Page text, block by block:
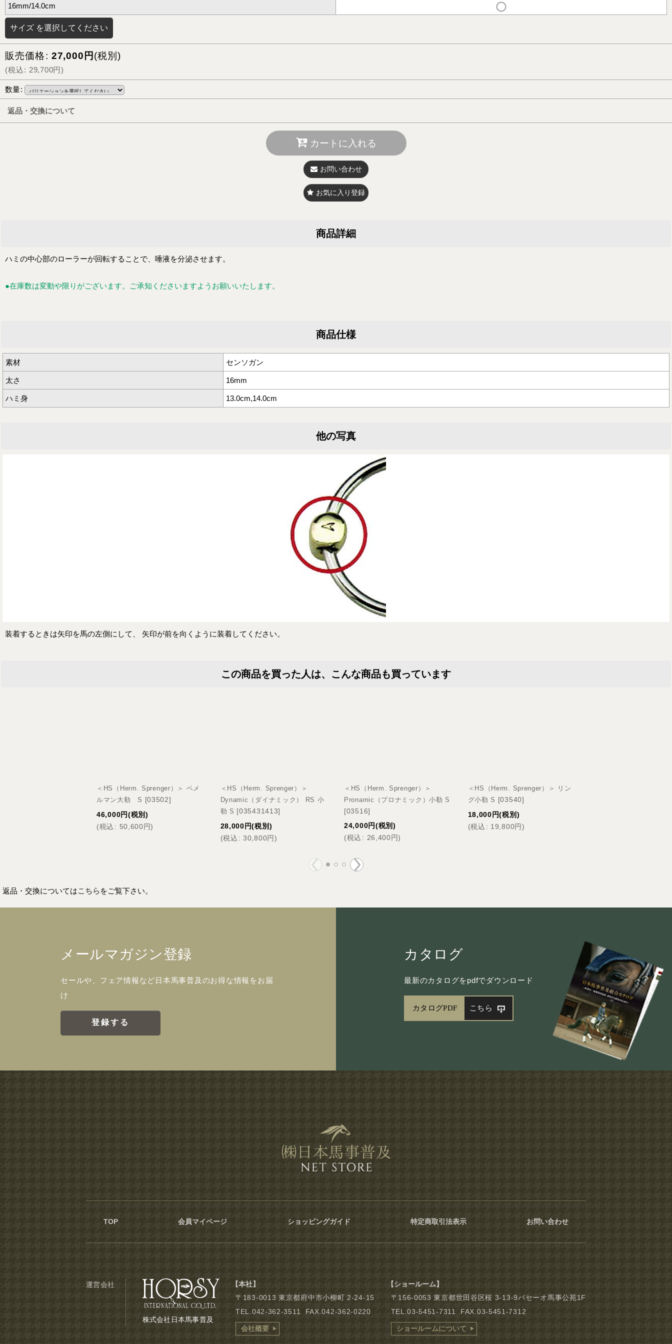
16mm/14.0cm
サイズ を選択してください
販売価格: 27,000 円 (税別)
(税込: 29,700円)
数量:
返品・交換について
カートに入れる
お問い合わせ
お気に入り登録
商品詳細
ハミの中心部のローラーが回転することで、唾液を分泌させます。
●在庫数は変動や限りがございます。ご承知くださいますようお願いいたします。
商品仕様
素材 センソガン
太さ 16mm
ハミ身 13.0cm,14.0cm
他の写真
装着するときは矢印を馬の左側にして、 矢印が前を向くように装着してください。
この商品を買った人は、こんな商品も買っています
＜HS（Herm. Sprenger）＞ ベメ
ルマン大勒 S [03502]
46,000円(税別)
(税込 : 50,600円)
＜HS（Herm. Sprenger）＞
Dynamic（ダイナミック） RS 小
勒 S [035431413]
28,000 円(税別)
(税込 : 30,800円)
＜HS（Herm. Sprenger）＞
Pronamic（プロナミック）小勒 S
[03516]
24,000円(税別)
(税込 : 26,400円)
＜HS（Herm. Sprenger）＞ リン
グ小勒 S [03540]
18,000 円(税別)
(税込 : 19,800円)
返品・交換についてはこちらをご覧下さい。
メールマガジン登録
セールや、フェア情報など日本馬事普及のお得な情報をお届
け
登録する
カタログ
最新のカタログをpdfでダウンロード
カタログPDF こちら
TOP 会員マイページ ショッピングガイド 特定商取引法表示 お問い合わせ
運営会社
株式会社日本馬事普及
【本社】
〒183-0013 東京都府中市小柳町 2-24-15
TEL.042-362-3511 FAX.042-362-0220
会社概要
【ショールーム】
〒156-0053 東京都世田谷区桜 3-13-9パセーオ馬事公苑1F
TEL.03-5451-7311 FAX.03-5451-7312
ショールームについて